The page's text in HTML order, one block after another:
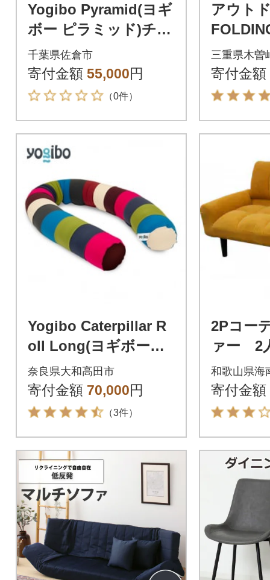
Yogibo Pyramid(ヨギ
ボー ピラミッド)チョ
コレートブラウン
千葉県佐倉市
寄付金額 55,000円
（0件）
アウト
ット
三重県木曽
寄付金額
Yogibo Caterpillar R
oll Long(ヨギボーキ
ャタピラーロールロ
ング)ブライト
奈良県大和高田市
寄付金額 70,000円
（3件）
2Pコー
ァー 2
ット付
ンプキ
黄
和歌山県海
寄付金額